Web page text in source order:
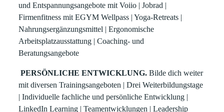
und Entspannungsangebote mit Voiio | Jobrad |
Firmenfitness mit EGYM Wellpass | Yoga-Retreats |
Nahrungsergänzungsmittel | Ergonomische
Arbeitsplatzausstattung | Coaching- und
Beratungsangebote
PERSÖNLICHE ENTWICKLUNG. Bilde dich weiter
mit diversen Trainingsangeboten | Drei Weiterbildungstage
| Individuelle fachliche und persönliche Entwicklung |
LinkedIn Learning | Teamentwicklungen | Leadership